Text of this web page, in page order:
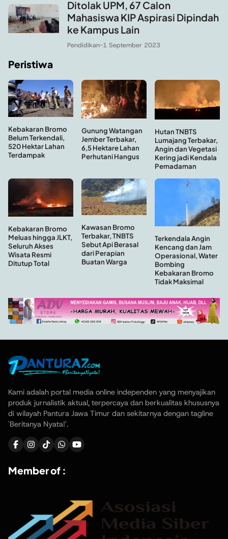
Ditolak UPM, 67 Calon
Mahasiswa KIP Aspirasi Dipindah
ke Kampus Lain
Pendidikan-1 September 2023
Peristiwa
Kebakaran Bromo
Belum Terkendali,
520 Hektar Lahan
Terdampak
Gunung Watangan
Jember Terbakar,
6,5 Hektare Lahan
Perhutani Hangus
Hutan TNBTS
Lumajang Terbakar,
Angin dan Vegetasi
Kering jadi Kendala
Pemadaman
Kebakaran Bromo
Meluas hingga JLKT,
Seluruh Akses
Wisata Resmi
Ditutup Total
Kawasan Bromo
Terbakar, TNBTS
Sebut Api Berasal
dari Perapian
Buatan Warga
Terkendala Angin
Kencang dan Jam
Operasional, Water
Bombing
Kebakaran Bromo
Tidak Maksimal
Kami adalah portal media online independen yang menyajikan
produk jurnalistik aktual, terpercaya dan berkualitas khususnya
di wilayah Pantura Jawa Timur dan sekitarnya dengan tagline
'Beritanya Nyata!'.
Member of :